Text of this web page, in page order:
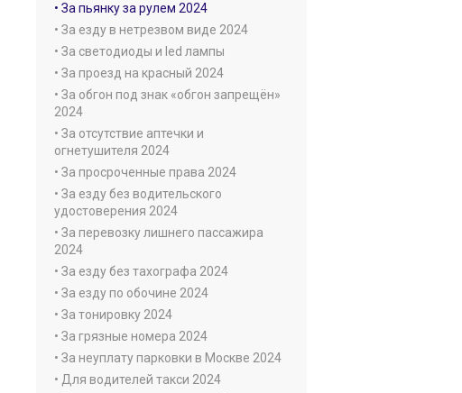
• За пьянку за рулем 2024
• За езду в нетрезвом виде 2024
• За светодиоды и led лампы
• За проезд на красный 2024
• За обгон под знак «обгон запрещён»
2024
• За отсутствие аптечки и
огнетушителя 2024
• За просроченные права 2024
• За езду без водительского
удостоверения 2024
• За перевозку лишнего пассажира
2024
• За езду без тахографа 2024
• За езду по обочине 2024
• За тонировку 2024
• За грязные номера 2024
• За неуплату парковки в Москве 2024
• Для водителей такси 2024